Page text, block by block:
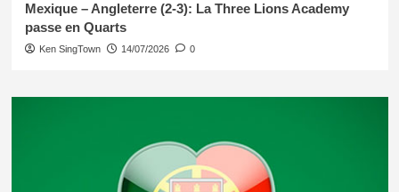
Mexique – Angleterre (2-3): La Three Lions Academy
passe en Quarts
Ken SingTown 14/07/2026 0